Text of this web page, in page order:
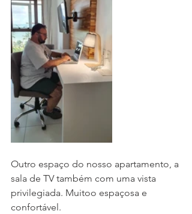
Outro espaço do nosso apartamento, a
sala de TV também com uma vista
privilegiada. Muitoo espaçosa e
confortável.